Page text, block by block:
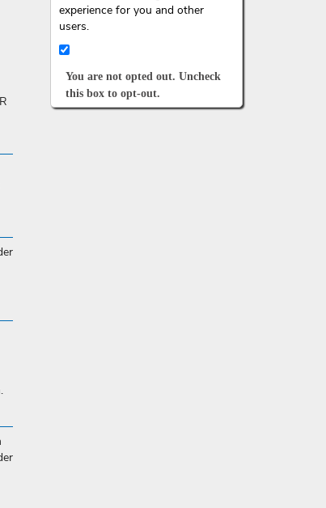
experience for you and other
users.
You are not opted out. Uncheck
this box to opt-out.